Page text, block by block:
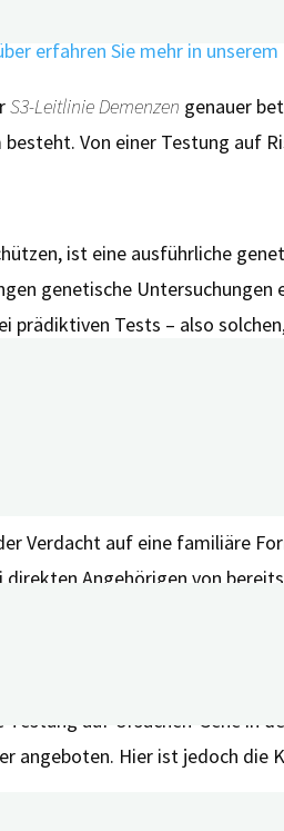
erfahren Sie mehr in
S3-Leitlinie Demenzen genauer
Von einer Testung auf
ist eine ausführliche
genetische
prädiktiven Tests – also
das Recht, die eigenen
und Nichtwissen können Sie in
Verdacht auf eine familiäre
Angehörigen von
an der familiären Form
Fachärztinnen und
–
auf Ursachen-Gene in
angeboten. Hier ist jedoch